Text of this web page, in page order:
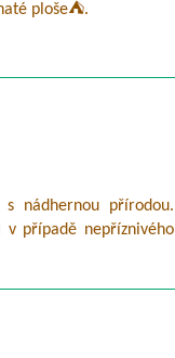
ploše⛺.
nádhernou přírodou.
v případě nepříznivého